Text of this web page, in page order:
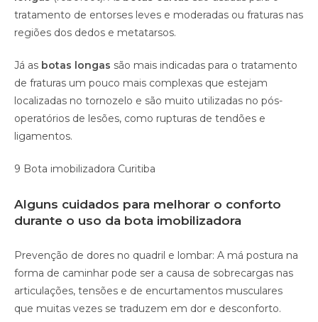
tratamento de entorses leves e moderadas ou fraturas nas
regiões dos dedos e metatarsos.
Já as botas longas são mais indicadas para o tratamento
de fraturas um pouco mais complexas que estejam
localizadas no tornozelo e são muito utilizadas no pós-
operatórios de lesões, como rupturas de tendões e
ligamentos.
9 Bota imobilizadora Curitiba
Alguns cuidados para melhorar o conforto
durante o uso da bota imobilizadora
Prevenção de dores no quadril e lombar: A má postura na
forma de caminhar pode ser a causa de sobrecargas nas
articulações, tensões e de encurtamentos musculares
que muitas vezes se traduzem em dor e desconforto.